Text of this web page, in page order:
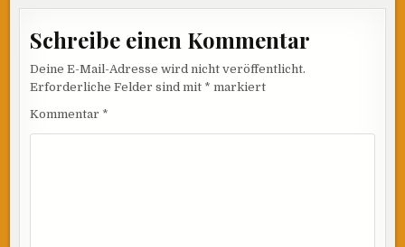
Schreibe einen Kommentar
Deine E-Mail-Adresse wird nicht veröffentlicht.
Erforderliche Felder sind mit * markiert
Kommentar *